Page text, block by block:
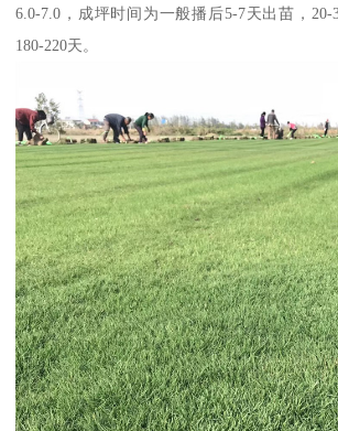
6.0-7.0，成坪时间为一般播后5-7天出苗，
180-220天。